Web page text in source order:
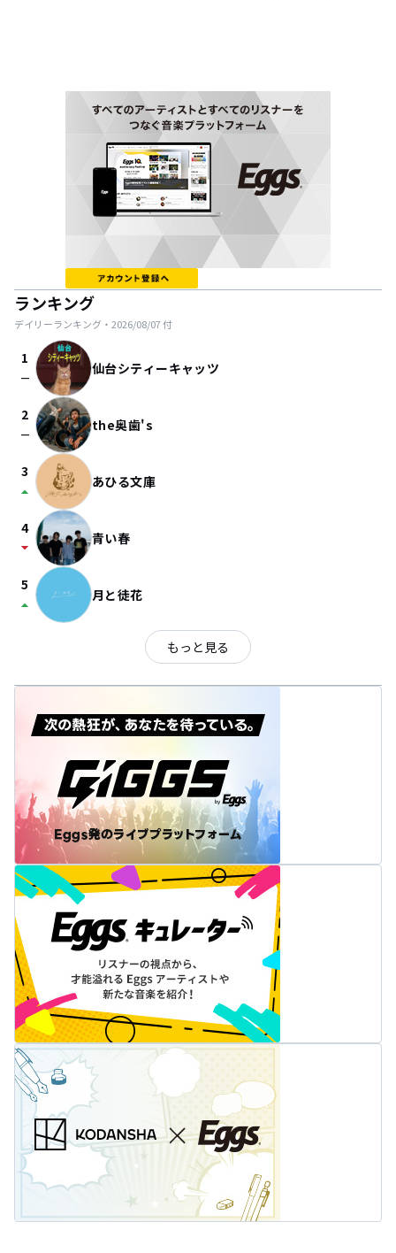
ランキング
デイリーランキング・ 2026/08/07付
1
check_indeterminate_small 仙台シティーキャッツ
2
check_indeterminate_small the奥歯's
3
arrow_drop_up あひる文庫
4
arrow_drop_down 青い春
5
arrow_drop_up 月と徒花
もっと見る